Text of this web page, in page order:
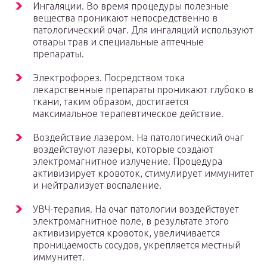
Ингаляции. Во время процедуры полезные
вещества проникают непосредственно в
патологический очаг. Для ингаляций используют
отвары трав и специальные аптечные
препараты.
Электрофорез. Посредством тока
лекарственные препараты проникают глубоко в
ткани, таким образом, достигается
максимальное терапевтическое действие.
Воздействие лазером. На патологический очаг
воздействуют лазеры, которые создают
электромагнитное излучение. Процедура
активизирует кровоток, стимулирует иммунитет
и нейтрализует воспаление.
УВЧ-терапия. На очаг патологии воздействует
электромагнитное поле, в результате этого
активизируется кровоток, увеличивается
проницаемость сосудов, укрепляется местный
иммунитет.